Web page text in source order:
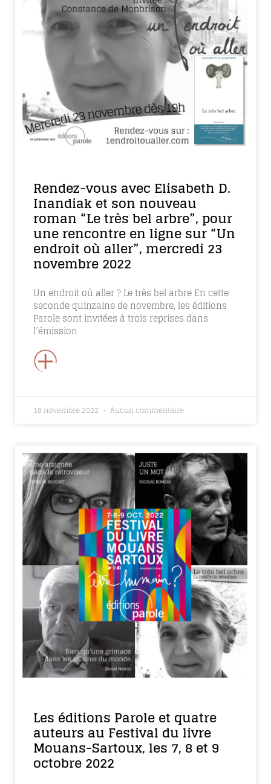
Rendez-vous avec Elisabeth D.
Inandiak et son nouveau
roman “Le très bel arbre”, pour
une rencontre en ligne sur “Un
endroit où aller”, mercredi 23
novembre 2022
Un endroit où aller ? Le très bel arbre En cette
seconde quinzaine de novembre, les éditions
Parole sont invitées à trois reprises dans
l’émission
+
18 novembre 2022 Aucun commentaire
Les éditions Parole et quatre
auteurs au Festival du livre
Mouans-Sartoux, les 7, 8 et 9
octobre 2022